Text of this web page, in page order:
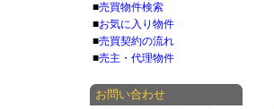
■売買物件検索
■お気に入り物件
■売買契約の流れ
■売主・代理物件
お問い合わせ